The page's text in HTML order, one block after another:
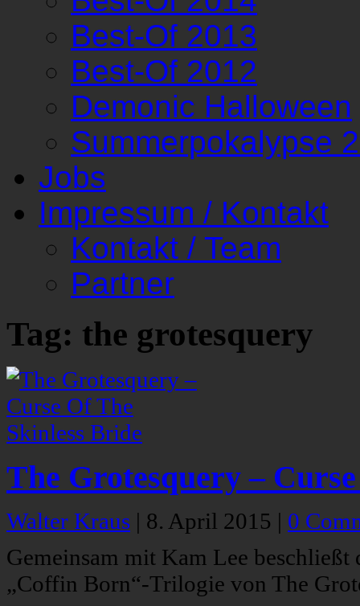
Best-Of 2013
Best-Of 2012
Demonic Halloween
Summerpokalypse
Jobs
Impressum / Kontakt
Kontakt / Team
Partner
Tag: the grotesquery
The Grotesquery –
Walter Kraus | 8. April 2015 | 0
Gemeinsam mit Kam Lee beschließt
„Coffin Born“-Trilogie von The